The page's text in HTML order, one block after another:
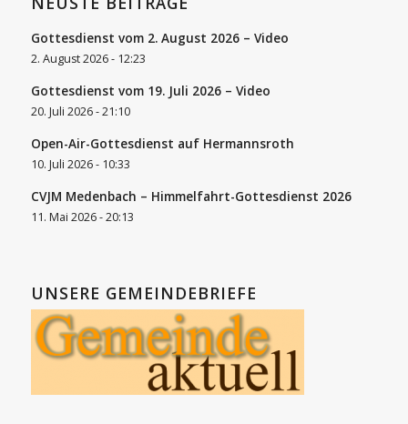
Gottesdienst vom 2. August 2026 – Video
2. August 2026 - 12:23
Gottesdienst vom 19. Juli 2026 – Video
20. Juli 2026 - 21:10
Open-Air-Gottesdienst auf Hermannsroth
10. Juli 2026 - 10:33
CVJM Medenbach – Himmelfahrt-Gottesdienst 2026
11. Mai 2026 - 20:13
UNSERE GEMEINDEBRIEFE